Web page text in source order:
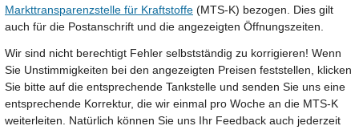
Markttransparenzstelle für Kraftstoffe (MTS-K) bezogen. Dies gilt
auch für die Postanschrift und die angezeigten Öffnungszeiten.
Wir sind nicht berechtigt Fehler selbstständig zu korrigieren! Wenn
Sie Unstimmigkeiten bei den angezeigten Preisen feststellen, klicken
Sie bitte auf die entsprechende Tankstelle und senden Sie uns eine
entsprechende Korrektur, die wir einmal pro Woche an die MTS-K
weiterleiten. Natürlich können Sie uns Ihr Feedback auch jederzeit